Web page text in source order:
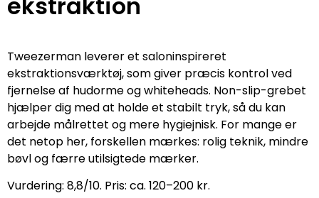
Tweezerman leverer et saloninspireret
ekstraktionsværktøj, som giver præcis kontrol ved
fjernelse af hudorme og whiteheads. Non-slip-grebet
hjælper dig med at holde et stabilt tryk, så du kan
arbejde målrettet og mere hygiejnisk. For mange er
det netop her, forskellen mærkes: rolig teknik, mindre
bøvl og færre utilsigtede mærker.
Vurdering: 8,8/10. Pris: ca. 120–200 kr.